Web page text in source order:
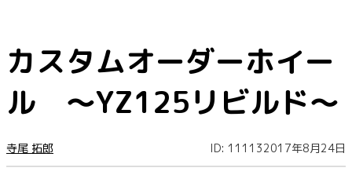
カスタムオーダーホイー
ル ～YZ125リビルド～
寺尾 拓郎 ID: 111132017年8月24日